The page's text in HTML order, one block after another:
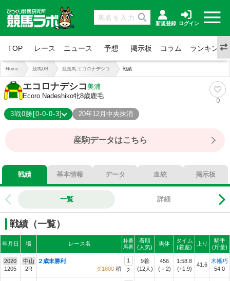
新規登録 ログイン
TOP レース ニュース 予想 掲示板 コラム ランキング
Home 競馬DB 競走馬:エコロナデシコ 戦績
エコロナデシコ美浦
Ecoro Nadeshiko牝8歳鹿毛
0
3戦0勝[0-0-0-3]
20年12月中央抹消
0-0-0-3
0%
複勝 0%
産駒データはこちら
戦績 基本情報 データ 血統 掲示板
一覧 詳細
戦績（一覧）
年月日 場 レース名
枠番
馬番
着順
(人気)
馬体
タイム
(着差)
上り
騎手
(斤量)
2020
1205
中山
2R
２歳未勝利
ダ1800 稍
1
2
9着
(12人)
456
(＋2)
1:58.8
(+1.9)
41.6
木幡巧
54.0